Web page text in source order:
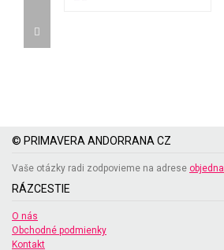
© PRIMAVERA ANDORRANA CZ
Vaše otázky radi zodpovieme na adrese
RÁZCESTIE
O nás
Obchodné podmienky
Kontakt